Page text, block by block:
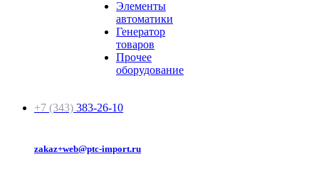
Элементы
автоматики
Генератор
товаров
Прочее
оборудование
+7 (343) 383-26-10
zakaz+web@ptc-import.ru